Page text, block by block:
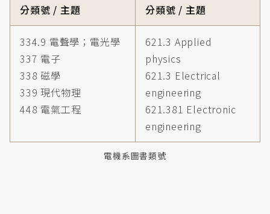
電機系圖書類號
分類號 / 主題 分類號 / 主題
334.9 電聲學；電光學
337 電子
338 磁學
339 現代物理
448 電氣工程
621.3 Applied
physics
621.3 Electrical
engineering
621.381 Electronic
engineering